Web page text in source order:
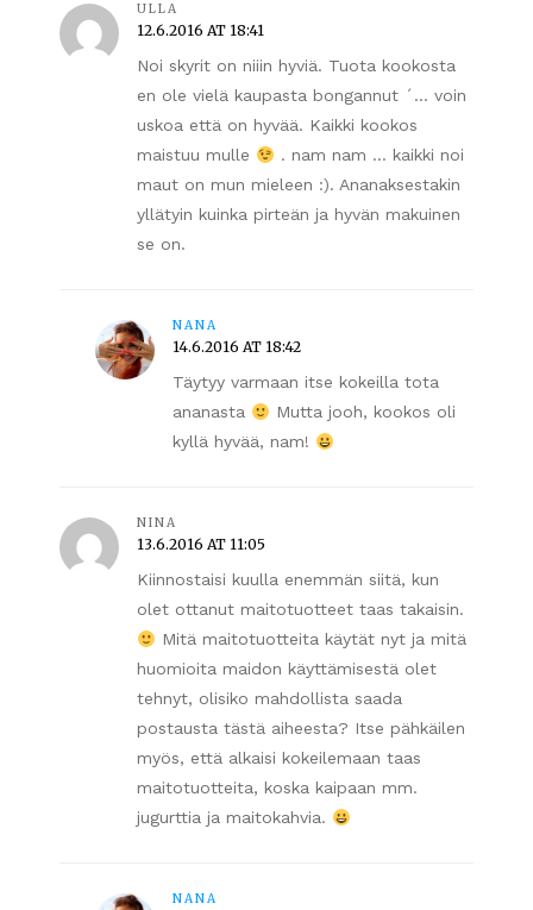
ULLA
12.6.2016 AT 18:41
Noi skyrit on niiin hyviä. Tuota kookosta
en ole vielä kaupasta bongannut ´… voin
uskoa että on hyvää. Kaikki kookos
maistuu mulle
. nam nam … kaikki noi
maut on mun mieleen :). Ananaksestakin
yllätyin kuinka pirteän ja hyvän makuinen
se on.
NANA
14.6.2016 AT 18:42
Täytyy varmaan itse kokeilla tota
ananasta
Mutta jooh, kookos oli
kyllä hyvää, nam!
NINA
13.6.2016 AT 11:05
Kiinnostaisi kuulla enemmän siitä, kun
olet ottanut maitotuotteet taas takaisin.
Mitä maitotuotteita käytät nyt ja mitä
huomioita maidon käyttämisestä olet
tehnyt, olisiko mahdollista saada
postausta tästä aiheesta? Itse pähkäilen
myös, että alkaisi kokeilemaan taas
maitotuotteita, koska kaipaan mm.
jugurttia ja maitokahvia.
NANA